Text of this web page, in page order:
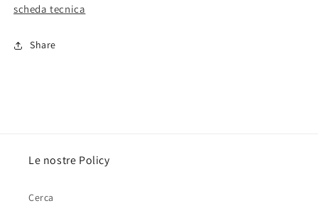
scheda tecnica
Share
Le nostre Policy
Cerca